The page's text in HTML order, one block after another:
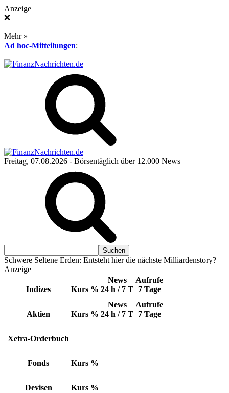
Anzeige
❌
Mehr »
Ad hoc-Mitteilungen:
Freitag, 07.08.2026 - Börsentäglich über 12.000 News
Schwere Seltene Erden: Entsteht hier die nächste Milliardenstory?
Anzeige
Indizes Kurs %
News
24 h / 7 T
Aufrufe
7 Tage
Aktien Kurs %
News
24 h / 7 T
Aufrufe
7 Tage
Xetra-Orderbuch
Fonds Kurs %
Devisen Kurs %